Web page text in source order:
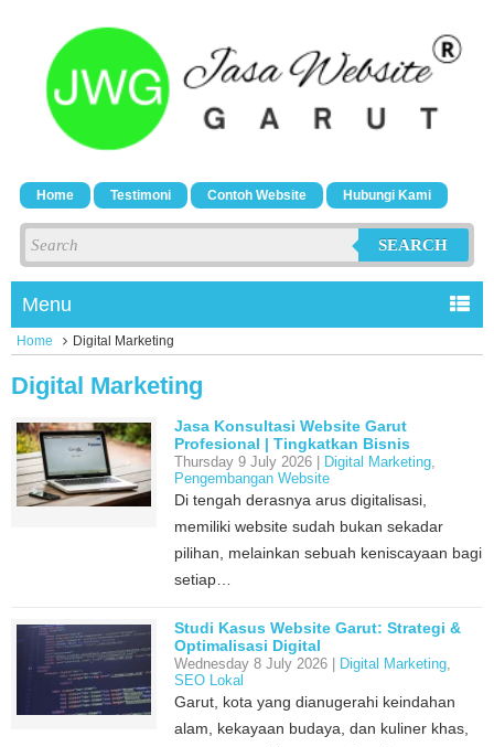
Home Testimoni Contoh Website Hubungi Kami
SEARCH
Menu
Home Digital Marketing
Digital Marketing
Jasa Konsultasi Website Garut
Profesional | Tingkatkan Bisnis
Thursday 9 July 2026 | Digital Marketing,
Pengembangan Website
Di tengah derasnya arus digitalisasi,
memiliki website sudah bukan sekadar
pilihan, melainkan sebuah keniscayaan bagi
setiap…
Studi Kasus Website Garut: Strategi &
Optimalisasi Digital
Wednesday 8 July 2026 | Digital Marketing,
SEO Lokal
Garut, kota yang dianugerahi keindahan
alam, kekayaan budaya, dan kuliner khas,